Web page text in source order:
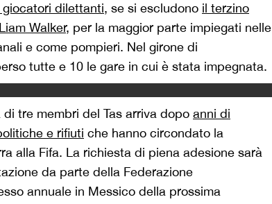
giocatori dilettanti, se si escludono il terzino
Walker, per la maggior parte impiegati nelle
e come pompieri. Nel girone di
tutte e 10 le gare in cui è stata impegnata.
tre membri del Tas arriva dopo anni di
e rifiuti che hanno circondato la
alla Fifa. La richiesta di piena adesione sarà
da parte della Federazione
annuale in Messico della prossima